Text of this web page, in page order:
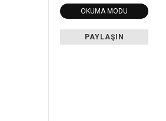
OKUMA MODU
PAYLAŞIN